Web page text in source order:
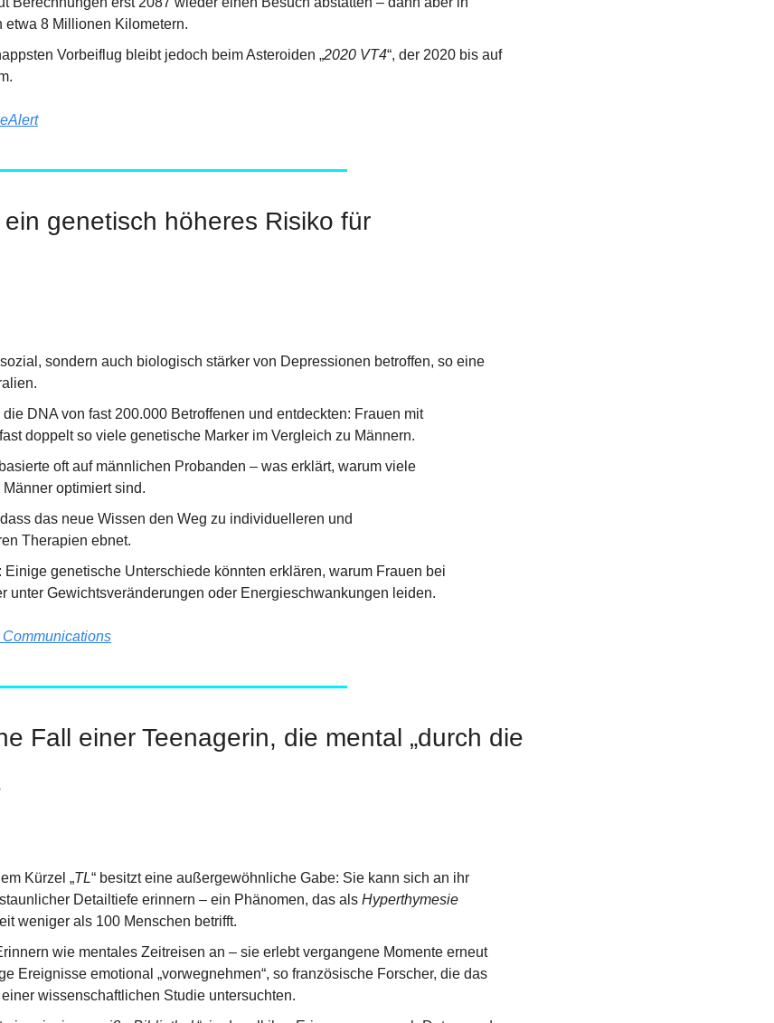
etwa 8 Millionen Kilometern.
Vorbeiflug bleibt jedoch beim Asteroiden „2020 VT4“, der 2020 bis auf
genetisch höheres Risiko für
sondern auch biologisch stärker von Depressionen betroffen, so eine
DNA von fast 200.000 Betroffenen und entdeckten: Frauen mit
doppelt so viele genetische Marker im Vergleich zu Männern.
oft auf männlichen Probanden – was erklärt, warum viele
optimiert sind.
das neue Wissen den Weg zu individuelleren und
Therapien ebnet.
Einige genetische Unterschiede könnten erklären, warum Frauen bei
unter Gewichtsveränderungen oder Energieschwankungen leiden.
Fall einer Teenagerin, die mental „durch die
Kürzel „TL“ besitzt eine außergewöhnliche Gabe: Sie kann sich an ihr
Detailtiefe erinnern – ein Phänomen, das als Hyperthymesie
weniger als 100 Menschen betrifft.
wie mentales Zeitreisen an – sie erlebt vergangene Momente erneut
Ereignisse emotional „vorwegnehmen“, so französische Forscher, die das
wissenschaftlichen Studie untersuchten.